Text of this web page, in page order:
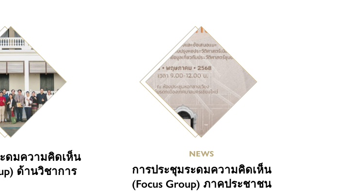
ดมความคิดเห็น
ด้านวิชาการ
NEWS
การประชุมระดมความคิดเห็น
(Focus Group) ภาคประชาชน